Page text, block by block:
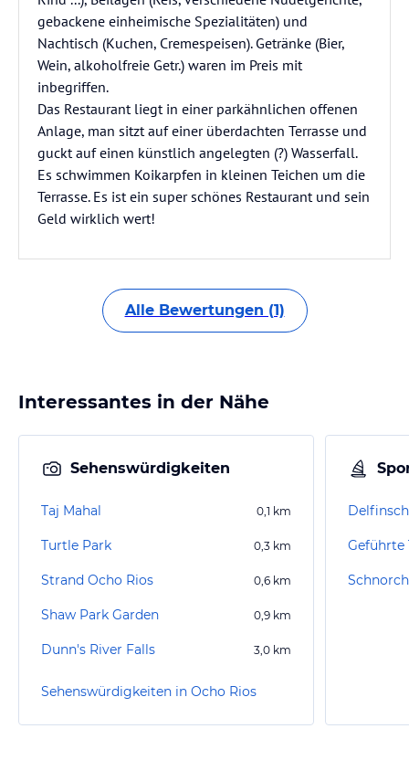
gebackene einheimische Spezialitäten) und
Nachtisch (Kuchen, Cremespeisen). Getränke (Bier,
Wein, alkoholfreie Getr.) waren im Preis mit
inbegriffen.
Das Restaurant liegt in einer parkähnlichen offenen
Anlage, man sitzt auf einer überdachten Terrasse und
guckt auf einen künstlich angelegten (?) Wasserfall.
Es schwimmen Koikarpfen in kleinen Teichen um die
Terrasse. Es ist ein super schönes Restaurant und sein
Geld wirklich wert!
Alle Bewertungen (1)
Interessantes in der Nähe
Sehenswürdigkeiten
Taj Mahal 0,1 km
Turtle Park 0,3 km
Strand Ocho Rios 0,6 km
Shaw Park Garden 0,9 km
Dunn's River Falls 3,0 km
Sehenswürdigkeiten in Ocho Rios